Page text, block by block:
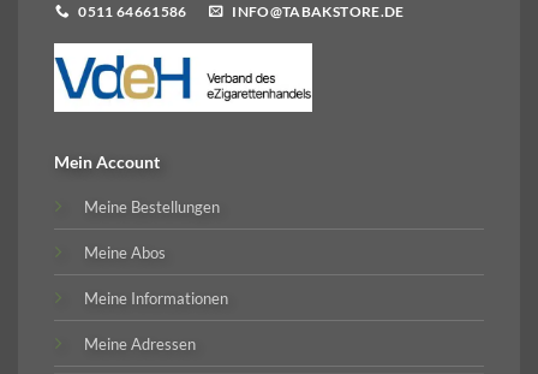
0511 64661586 INFO@TABAKSTORE.DE
Mein Account
Meine Bestellungen
Meine Abos
Meine Informationen
Meine Adressen